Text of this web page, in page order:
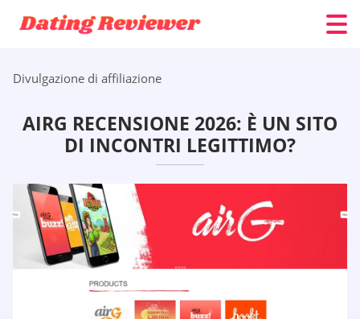
Divulgazione di affiliazione
AIRG RECENSIONE 2026: È UN SITO
DI INCONTRI LEGITTIMO?